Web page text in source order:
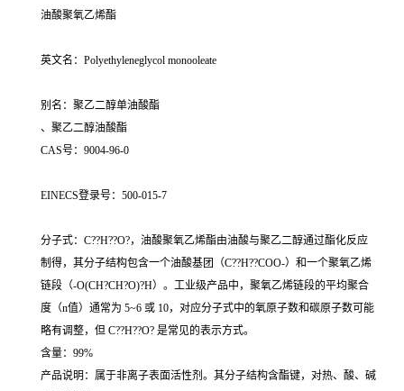
油酸聚氧乙烯酯
英文名：Polyethyleneglycol monooleate
别名：聚乙二醇单油酸酯
、聚乙二醇油酸酯
CAS号：9004-96-0
EINECS登录号：500-015-7
分子式：C??H??O?，油酸聚氧乙烯酯由油酸与聚乙二醇通过酯化反应
制得，其分子结构包含一个油酸基团（C??H??COO-）和一个聚氧乙烯
链段（-O(CH?CH?O)?H）。工业级产品中，聚氧乙烯链段的平均聚合
度（n值）通常为 5~6 或 10，对应分子式中的氧原子数和碳原子数可能
略有调整，但 C??H??O? 是常见的表示方式。
含量：99%
产品说明：属于非离子表面活性剂。其分子结构含酯键，对热、酸、碱